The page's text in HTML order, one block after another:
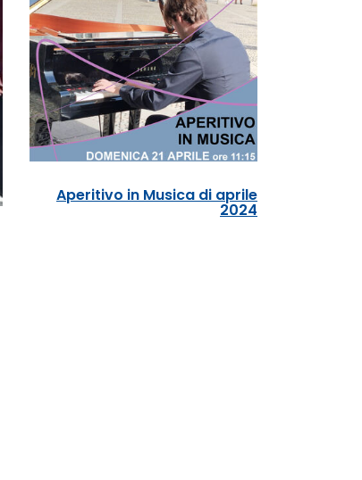
Aperitivo in Musica di aprile
2024